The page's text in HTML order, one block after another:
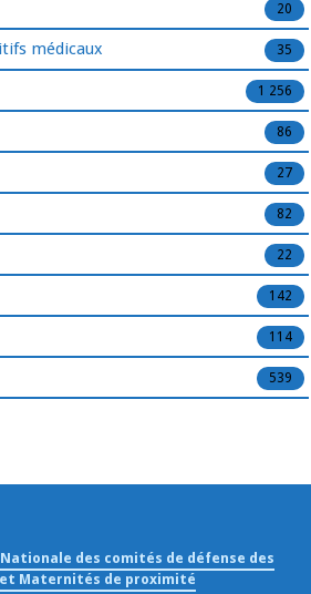
20
médicaux 35
1 256
86
27
82
22
142
114
539
des comités de défense des
Maternités de proximité